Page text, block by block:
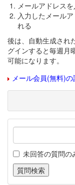
メールアドレスを
入力したメール
れる
後は、自動生成され
グインすると毎週月
可能になります。
メール会員(無料)の
未回答の質問の